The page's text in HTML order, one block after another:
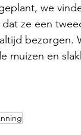
we
ze een
bezorgen.
muizen en